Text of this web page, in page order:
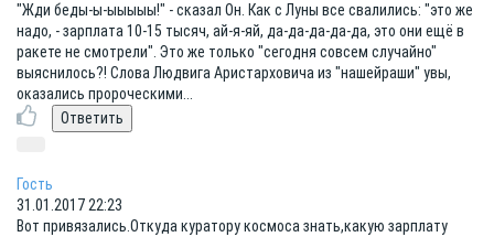
"Жди беды-ы-ыыыыы!" - сказал Он. Как с Луны все свалились: "это же
надо, - зарплата 10-15 тысяч, ай-я-яй, да-да-да-да-да, это они ещё в
ракете не смотрели". Это же только "сегодня совсем случайно"
выяснилось?! Слова Людвига Аристарховича из "нашейраши" увы,
оказались пророческими...
Гость
31.01.2017 22:23
Вот привязались.Откуда куратору космоса знать,какую зарплату